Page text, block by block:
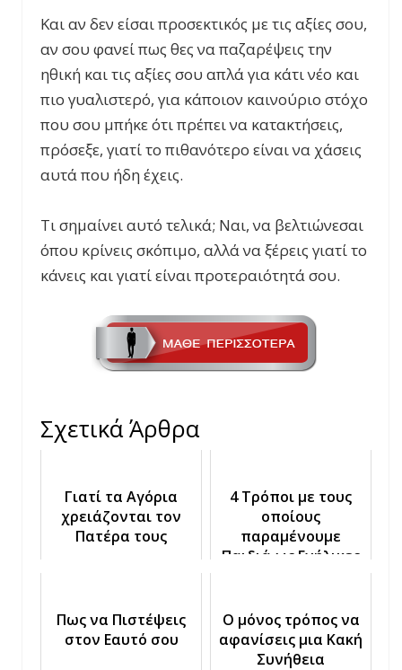
Και αν δεν είσαι προσεκτικός με τις αξίες σου,
αν σου φανεί πως θες να παζαρέψεις την
ηθική και τις αξίες σου απλά για κάτι νέο και
πιο γυαλιστερό, για κάποιον καινούριο στόχο
που σου μπήκε ότι πρέπει να κατακτήσεις,
πρόσεξε, γιατί το πιθανότερο είναι να χάσεις
αυτά που ήδη έχεις.
Τι σημαίνει αυτό τελικά; Ναι, να βελτιώνεσαι
όπου κρίνεις σκόπιμο, αλλά να ξέρεις γιατί το
κάνεις και γιατί είναι προτεραιότητά σου.
Σχετικά Άρθρα
Γιατί τα Αγόρια
χρειάζονται τον
Πατέρα τους
4 Τρόποι με τους
οποίους
παραμένουμε
Παιδιά ως Ενήλικες
Πως να Πιστέψεις
στον Εαυτό σου
Ο μόνος τρόπος να
αφανίσεις μια Κακή
Συνήθεια